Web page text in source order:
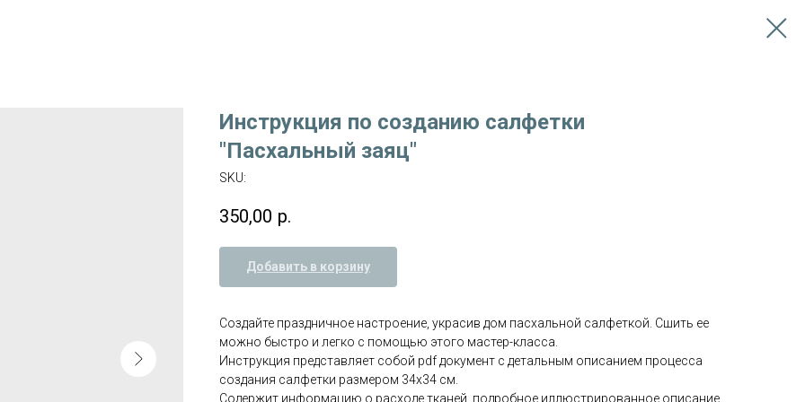
Инструкция по созданию салфетки
"Пасхальный заяц"
SKU:
350,00 р.
Добавить в корзину
Создайте праздничное настроение, украсив дом пасхальной салфеткой. Сшить ее
можно быстро и легко с помощью этого мастер-класса.
Инструкция представляет собой pdf документ с детальным описанием процесса
создания салфетки размером 34х34 см.
Содержит информацию о расходе тканей, подробное иллюстрированное описание